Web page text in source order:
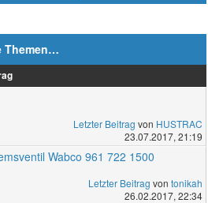
Themen…
Letzter Beitrag von HUSTRAC
23.07.2017, 21:19
Wabco 961 722 1500
Letzter Beitrag von tonikah
26.02.2017, 22:34